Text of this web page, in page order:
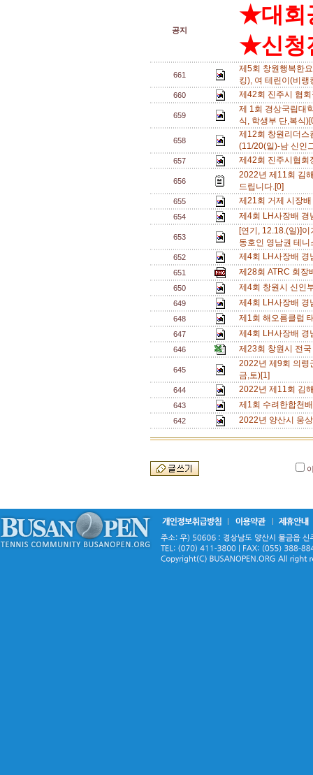
공지
★대회
★신청
661
제5회 창원행복한
킹), 여 테린이(비
660 제42회 진주시 협
659
제 1회 경상국립대
식, 학생부 단,복식
658
제12회 창원리더스
(11/20(일)-남 신인
657 제42회 진주시협
656
2022년 제11회 김
드립니다.[0]
655 제21회 거제 시장
654 제4회 LH사장배
653
[연기, 12.18.(일)]
동호인 영남권 테
652 제4회 LH사장배
651 제28회 ATRC 회장
650 제4회 창원시 신인
649 제4회 LH사장배
648 제1회 해오름클럽
647 제4회 LH사장배
646 제23회 창원시 전
645
2022년 제9회 의령
금,토)[1]
644 2022년 제11회 김
643 제1회 수려한합천
642 2022년 양산시 웅